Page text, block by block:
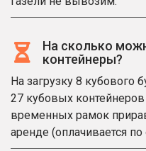
На сколько
контейнеры?
На загрузку 8 кубового
27 кубовых
временных рамок
аренде (оплачивается